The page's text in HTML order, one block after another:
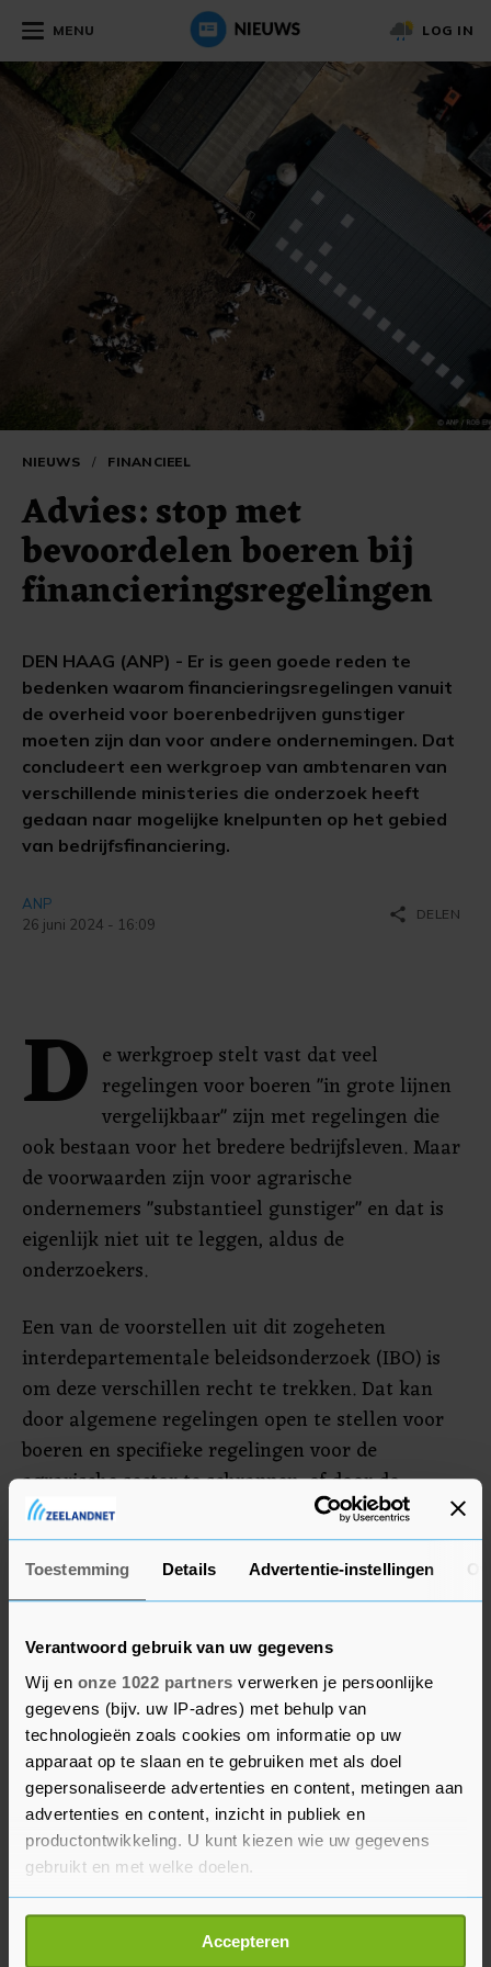
Toestemming Details Advertentie-instellingen
Verantwoord gebruik van uw gegevens
Wij en onze 1022 partners verwerken je persoonlijke
gegevens (bijv. uw IP-adres) met behulp van
technologieën zoals cookies om informatie op uw
apparaat op te slaan en te gebruiken met als doel
gepersonaliseerde advertenties en content, metingen aan
advertenties en content, inzicht in publiek en
productontwikkeling. U kunt kiezen wie uw gegevens
gebruikt en met welke doelen.
Als u het toestaat, willen we ook graag:
Informatie verzamelen over uw geografische
Accepteren
MENU LOG IN
NIEUWS / FINANCIEEL
Advies: stop met
bevoordelen boeren bij
financieringsregelingen
DEN HAAG (ANP) - Er is geen goede reden te
bedenken waarom financieringsregelingen vanuit
de overheid voor boerenbedrijven gunstiger
moeten zijn dan voor andere ondernemingen. Dat
concludeert een werkgroep van ambtenaren van
verschillende ministeries die onderzoek heeft
gedaan naar mogelijke knelpunten op het gebied
van bedrijfsfinanciering.
ANP
26 juni 2024 - 16:09
share DELEN
D e werkgroep stelt vast dat veel
regelingen voor boeren "in grote lijnen
vergelijkbaar" zijn met regelingen die
ook bestaan voor het bredere bedrijfsleven. Maar
de voorwaarden zijn voor agrarische
ondernemers "substantieel gunstiger" en dat is
eigenlijk niet uit te leggen, aldus de
onderzoekers.
Een van de voorstellen uit dit zogeheten
interdepartementale beleidsonderzoek (IBO) is
om deze verschillen recht te trekken. Dat kan
door algemene regelingen open te stellen voor
boeren en specifieke regelingen voor de
agrarische sector te schrappen, of door de
voorwaarden voor al deze regelingen gelijk te
maken.